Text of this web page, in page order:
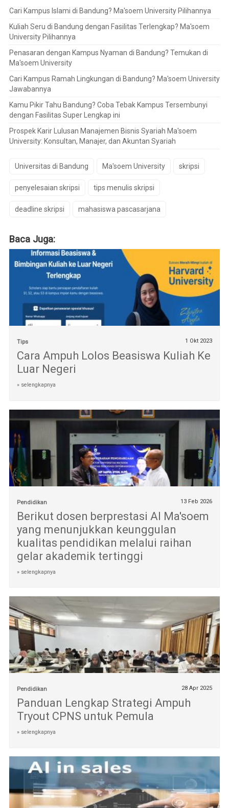
Cari Kampus Islami di Bandung? Ma'soem University Pilihannya
Kuliah Seru di Bandung dengan Fasilitas Terlengkap? Ma'soem
University Pilihannya
Penasaran dengan Kampus Nyaman di Bandung? Temukan di
Ma'soem University
Cari Kampus Ramah Lingkungan di Bandung? Ma'soem University
Jawabannya
Kamu Pikir Tahu Bandung? Coba Tebak Kampus Tersembunyi
dengan Fasilitas Super Lengkap ini
Prospek Karir Lulusan Manajemen Bisnis Syariah Ma'soem
University: Konsultan, Manajer, dan Akuntan Syariah
Universitas di Bandung Ma'soem University skripsi
penyelesaian skripsi tips menulis skripsi
deadline skripsi mahasiswa pascasarjana
Baca Juga:
Tips 1 Okt 2023
Cara Ampuh Lolos Beasiswa Kuliah Ke
Luar Negeri
» selengkapnya
Pendidikan 13 Feb 2026
Berikut dosen berprestasi Al Ma'soem
yang menunjukkan keunggulan
kualitas pendidikan melalui raihan
gelar akademik tertinggi
» selengkapnya
Pendidikan 28 Apr 2025
Panduan Lengkap Strategi Ampuh
Tryout CPNS untuk Pemula
» selengkapnya